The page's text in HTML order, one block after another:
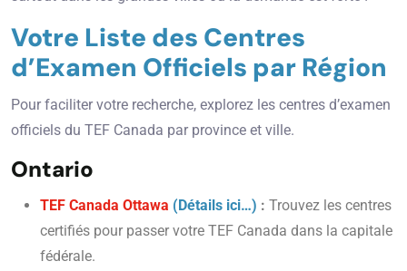
Votre Liste des Centres
d’Examen Officiels par Région
Pour faciliter votre recherche, explorez les centres d’examen
officiels du TEF Canada par province et ville.
Ontario
TEF Canada Ottawa (Détails ici…) : Trouvez les centres
certifiés pour passer votre TEF Canada dans la capitale
fédérale.